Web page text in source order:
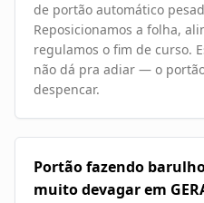
de portão automático
Reposicionamos a folha,
regulamos o fim de curso.
não dá pra adiar — o
despencar.
Portão fazendo
muito devagar em